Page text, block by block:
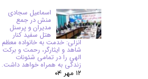
اسماعیل سجادی
منش در جمع
مدیران و پرسنل
هتل سفید کنار
انزلی: خدمت به خانواده معظم
شاهد و ایثارگر، رحمت و برکت
الهی را در تمامی شئونات
زندگی به همراه خواهد داشت.
۱۲ مهر ۰۴